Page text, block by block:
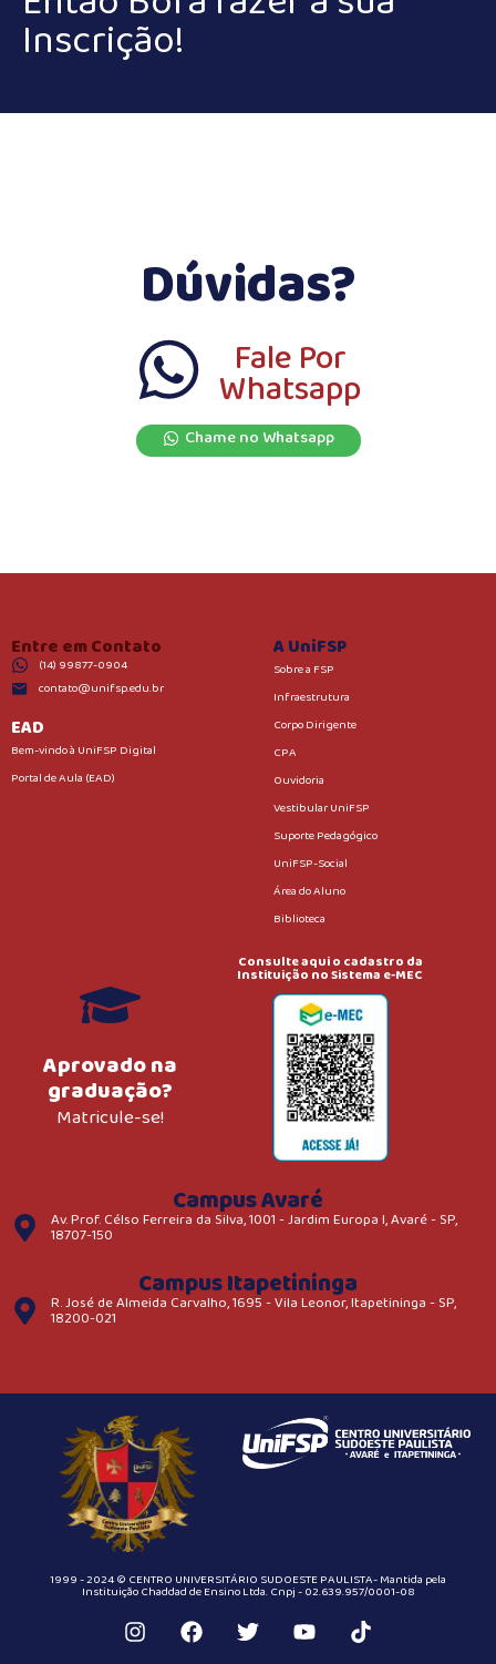
Inscrição!
Dúvidas?
Fale Por
Whatsapp
Chame no Whatsapp
Entre em Contato
(14) 99877-0904
contato@unifsp.edu.br
EAD
Bem-vindo à UniFSP Digital
Portal de Aula (EAD)
A UniFSP
Sobre a FSP
Infraestrutura
Corpo Dirigente
CPA
Ouvidoria
Vestibular UniFSP
Suporte Pedagógico
UniFSP-Social
Área do Aluno
Biblioteca
Aprovado na
graduação?
Matricule-se!
Consulte aqui o cadastro da
Instituição no Sistema e-MEC
Campus Avaré
Av. Prof. Célso Ferreira da Silva, 1001 - Jardim Europa I, Avaré - SP,
18707-150
Campus Itapetininga
R. José de Almeida Carvalho, 1695 - Vila Leonor, Itapetininga - SP,
18200-021
1999 - 2024 © CENTRO UNIVERSITÁRIO SUDOESTE PAULISTA- Mantida pela
Instituição Chaddad de Ensino Ltda. Cnpj - 02.639.957/0001-08